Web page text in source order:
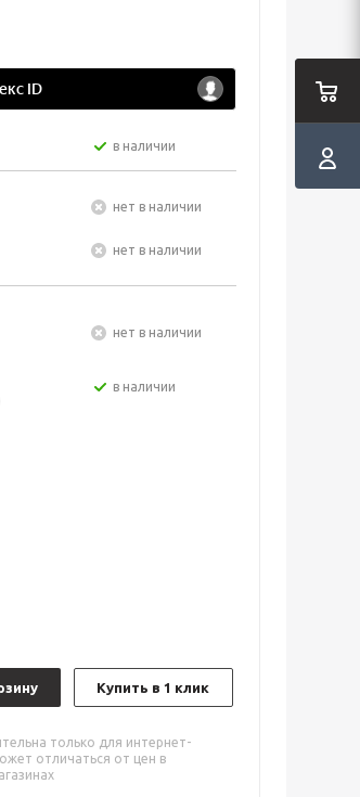
в наличии
Нет в наличии
Нет в наличии
Нет в наличии
в наличии
Купить в 1 клик
только для интернет-
отличаться от цен в